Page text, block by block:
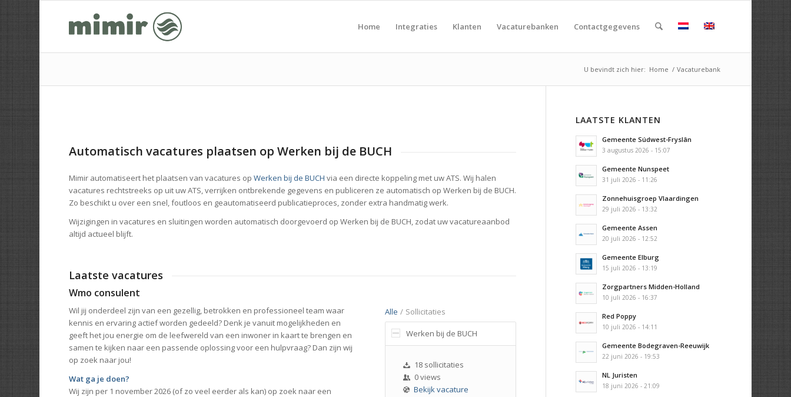
Home Integraties Klanten Vacaturebanken Contactgegevens
U bevindt zich hier: Home / Vacaturebank
Automatisch vacatures plaatsen op Werken bij de BUCH
Mimir automatiseert het plaatsen van vacatures opWerken bij de BUCH via een directe koppeling met uw ATS. Wij halen
vacatures rechtstreeks op uit uw ATS, verrijken ontbrekende gegevens en publiceren ze automatisch op Werken bij de BUCH.
Zo beschikt u over een snel, foutloos en geautomatiseerd publicatieproces, zonder extra handmatig werk.
Wijzigingen in vacatures en sluitingen worden automatisch doorgevoerd op Werken bij de BUCH, zodat uw vacatureaanbod
altijd actueel blijft.
Laatste vacatures
Wmo consulent
Wil jij onderdeel zijn van een gezellig, betrokken en professioneel team waar
kennis en ervaring actief worden gedeeld? Denk je vanuit mogelijkheden en
geeft het jou energie om de leefwereld van een inwoner in kaart te brengen en
samen te kijken naar een passende oplossing voor een hulpvraag? Dan zijn wij
op zoek naar jou!
Wat ga je doen?
Wij zijn per 1 november 2026 (of zo veel eerder als kan) op zoek naar een
Alle / Sollicitaties
Werken bij de BUCH
18 sollicitaties
0 views
Bekijk vacature
LAATSTE KLANTEN
Gemeente Súdwest-Fryslân
3 augustus 2026 - 15:07
Gemeente Nunspeet
31 juli 2026 - 11:26
Zonnehuisgroep Vlaardingen
29 juli 2026 - 13:32
Gemeente Assen
20 juli 2026 - 12:52
Gemeente Elburg
15 juli 2026 - 13:19
Zorgpartners Midden-Holland
10 juli 2026 - 16:37
Red Poppy
10 juli 2026 - 14:11
Gemeente Bodegraven-Reeuwijk
22 juni 2026 - 19:53
NL Juristen
18 juni 2026 - 21:09